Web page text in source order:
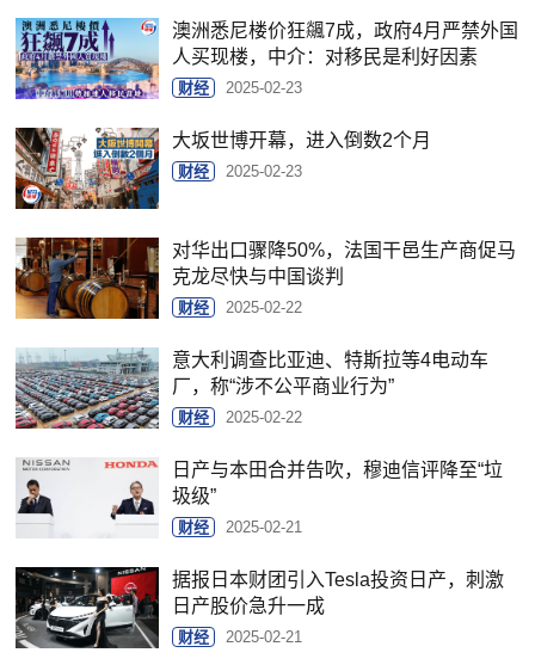
澳洲悉尼楼价狂飊7成，政府4月严禁外国
人买现楼，中介：对移民是利好因素
财经 2025-02-23
大坂世博开幕，进入倒数2个月
财经 2025-02-23
对华出口骤降50%，法国干邑生产商促马
克龙尽快与中国谈判
财经 2025-02-22
意大利调查比亚迪、特斯拉等4电动车
厂，称“涉不公平商业行为”
财经 2025-02-22
日产与本田合并告吹，穆迪信评降至“垃
圾级”
财经 2025-02-21
据报日本财团引入Tesla投资日产，刺激
日产股价急升一成
财经 2025-02-21